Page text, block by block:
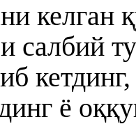
келган
салбий
ё